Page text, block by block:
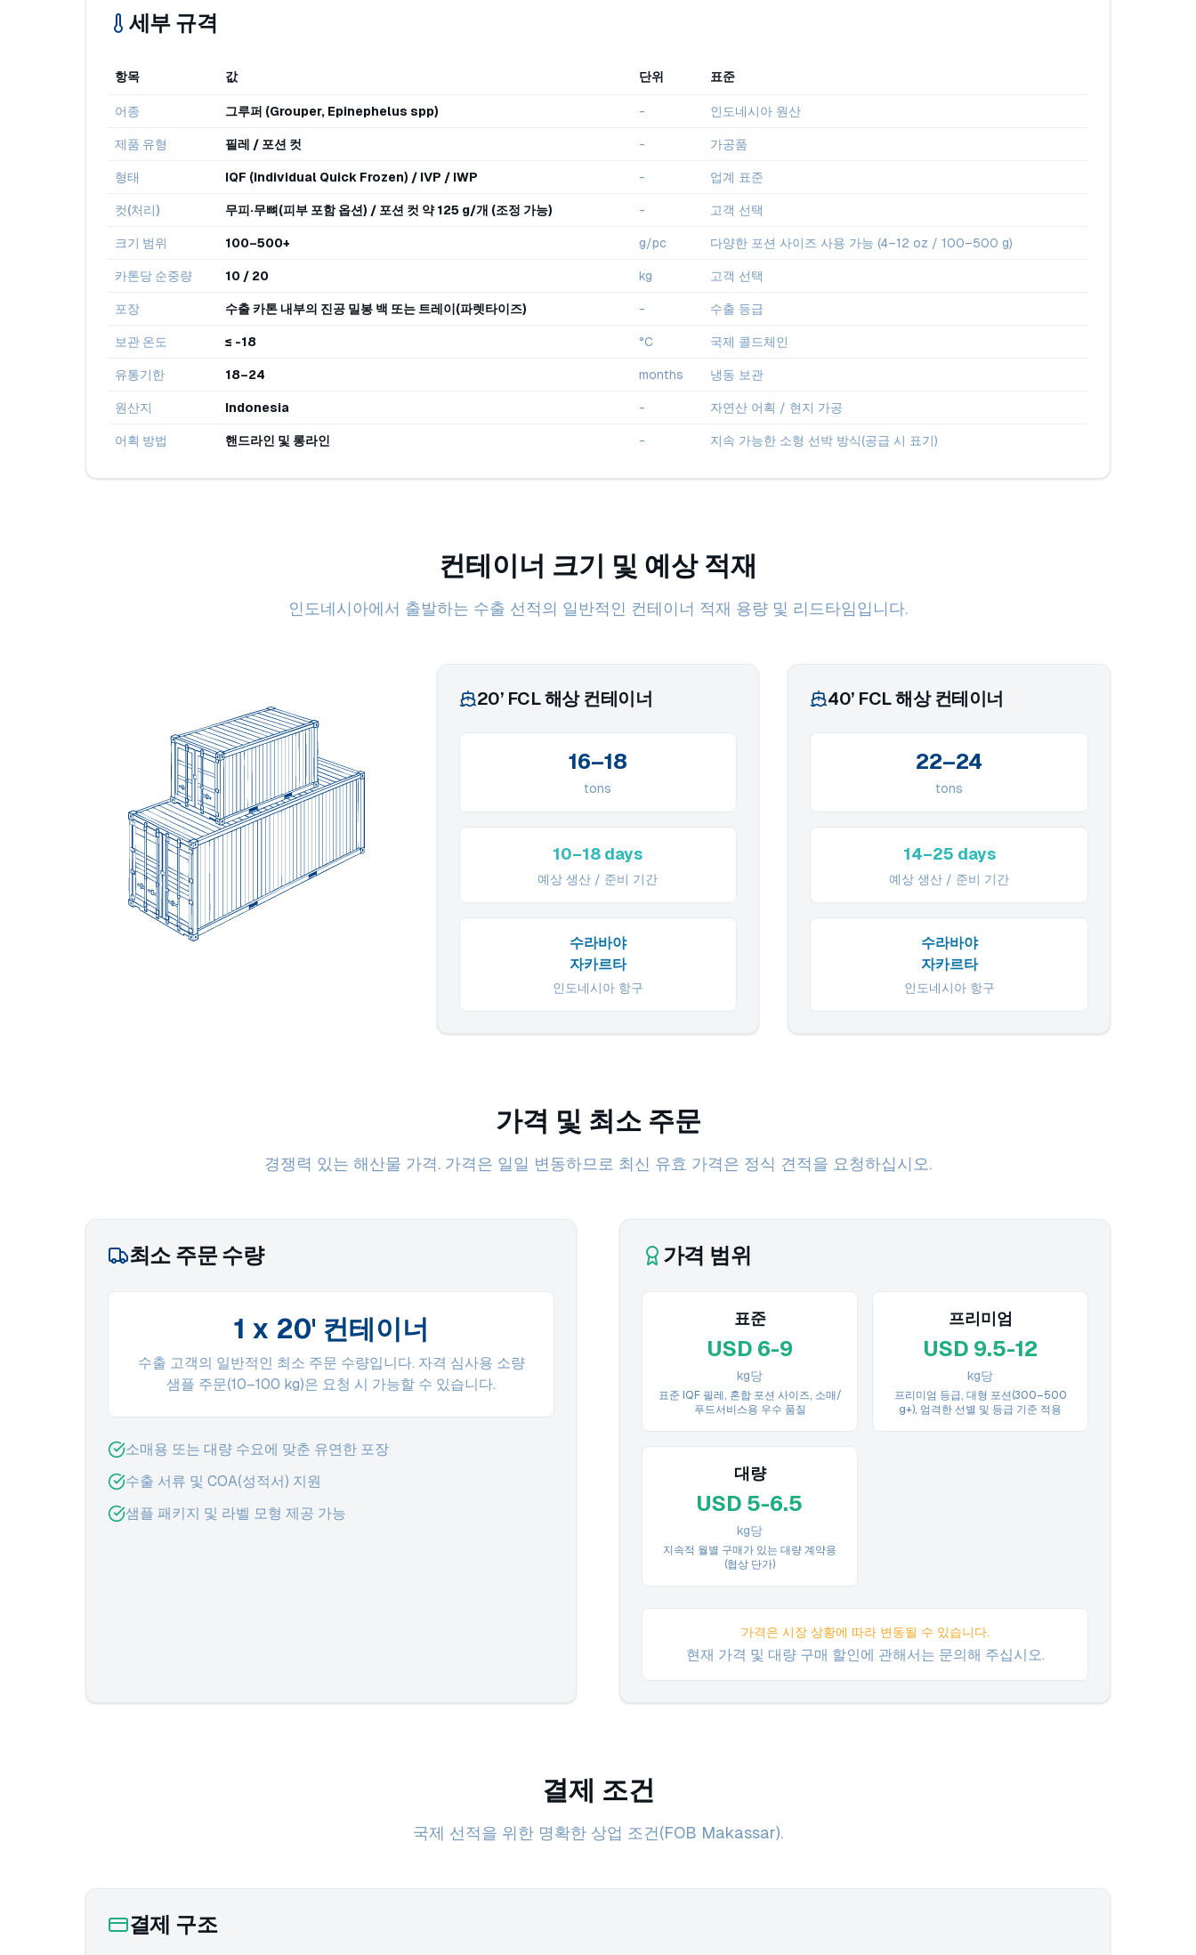
세부 규격
항목 값 단위 표준
어종 그루퍼 (Grouper, Epinephelus spp) - 인도네시아 원산
제품 유형 필레 / 포션 컷 - 가공품
형태 IQF (Individual Quick Frozen) / IVP / IWP - 업계 표준
컷(처리) 무피·무뼈(피부 포함 옵션) / 포션 컷 약 125 g/개 (조정 가능) - 고객 선택
크기 범위 100–500+ g/pc 다양한 포션 사이즈 사용 가능 (4–12 oz / 100–500 g)
카톤당 순중량 10 / 20 kg 고객 선택
포장 수출 카톤 내부의 진공 밀봉 백 또는 트레이(파렛타이즈) - 수출 등급
보관 온도 ≤ -18 °C 국제 콜드체인
유통기한 18–24 months 냉동 보관
원산지 Indonesia - 자연산 어획 / 현지 가공
어획 방법 핸드라인 및 롱라인 - 지속 가능한 소형 선박 방식(공급 시 표기)
컨테이너 크기 및 예상 적재
인도네시아에서 출발하는 수출 선적의 일반적인 컨테이너 적재 용량 및 리드타임입니다.
20’ FCL 해상 컨테이너
16–18
tons
10–18 days
예상 생산 / 준비 기간
수라바야
자카르타
인도네시아 항구
40’ FCL 해상 컨테이너
22–24
tons
14–25 days
예상 생산 / 준비 기간
수라바야
자카르타
인도네시아 항구
가격 및 최소 주문
경쟁력 있는 해산물 가격. 가격은 일일 변동하므로 최신 유효 가격은 정식 견적을 요청하십시오.
최소 주문 수량
1 x 20' 컨테이너
수출 고객의 일반적인 최소 주문 수량입니다. 자격 심사용 소량
샘플 주문(10–100 kg)은 요청 시 가능할 수 있습니다.
소매용 또는 대량 수요에 맞춘 유연한 포장
수출 서류 및 COA(성적서) 지원
샘플 패키지 및 라벨 모형 제공 가능
가격 범위
표준
USD 6-9
kg당
표준 IQF 필레, 혼합 포션 사이즈, 소매/
푸드서비스용 우수 품질
프리미엄
USD 9.5-12
kg당
프리미엄 등급, 대형 포션(300–500
g+), 엄격한 선별 및 등급 기준 적용
대량
USD 5-6.5
kg당
지속적 월별 구매가 있는 대량 계약용
(협상 단가)
가격은 시장 상황에 따라 변동될 수 있습니다.
현재 가격 및 대량 구매 할인에 관해서는 문의해 주십시오.
결제 조건
국제 선적을 위한 명확한 상업 조건(FOB Makassar).
결제 구조